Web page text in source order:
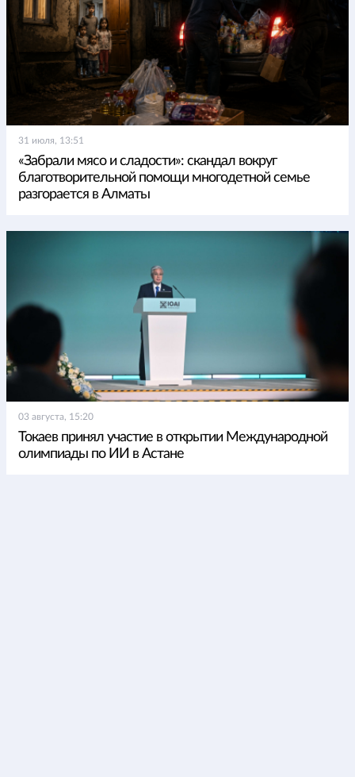
31 июля, 13:51
«Забрали мясо и сладости»: скандал вокруг
благотворительной помощи многодетной семье
разгорается в Алматы
03 августа, 15:20
Токаев принял участие в открытии Международной
олимпиады по ИИ в Астане